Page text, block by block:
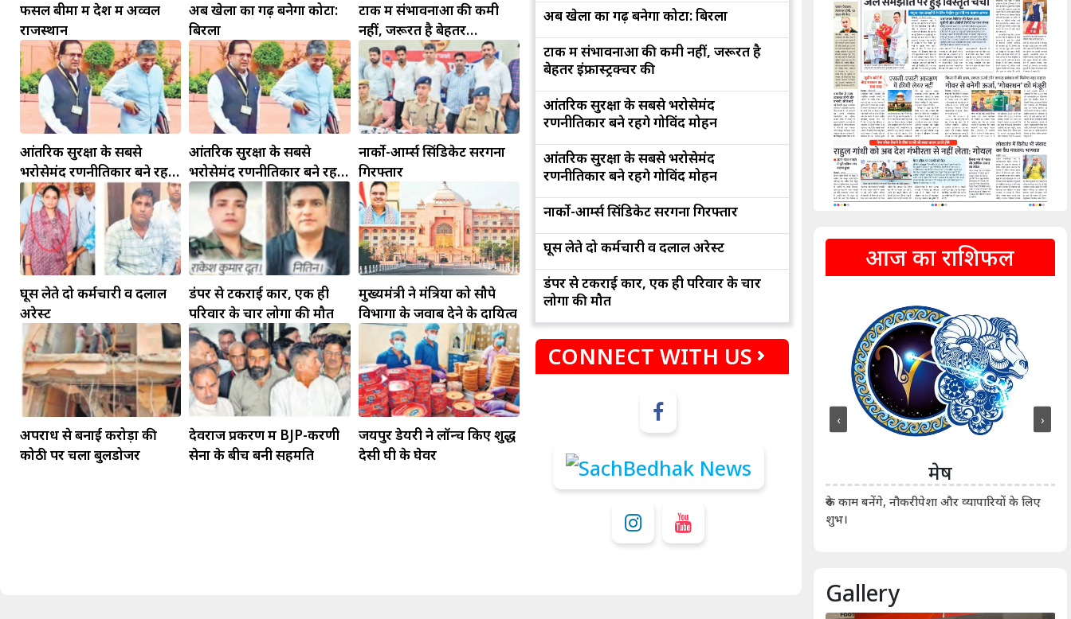
फसल बीमा में देश में अव्वल
राजस्थान
अब खेलों का गढ़ बनेगा कोटा:
बिरला
टोंक में संभावनाओं की कमी
नहीं, जरूरत है बेहतर
इंफ्रास्ट्रक्चर की
आंतरिक सुरक्षा के सबसे
भरोसेमंद रणनीतिकार बने रहेंगे
गोविंद मोहन
आंतरिक सुरक्षा के सबसे
भरोसेमंद रणनीतिकार बने रहेंगे
गोविंद मोहन
नार्को-आर्म्स सिंडिकेट सरगना
गिरफ्तार
घूस लेते दो कर्मचारी व दलाल
अरेस्ट
डंपर से टकराई कार, एक ही
परिवार के चार लोगों की मौत
मुख्यमंत्री ने मंत्रियों को सौपे
विभागों के जवाब देने के दायित्व
अपराध से बनाई करोड़ों की
कोठी पर चला बुलडोजर
देवराज प्रकरण में BJP-करणी
सेना के बीच बनी सहमति
जयपुर डेयरी ने लॉन्च किए शुद्ध
देसी घी के घेवर
अब खेलों का गढ़ बनेगा कोटा: बिरला
टोंक में संभावनाओं की कमी नहीं, जरूरत है
बेहतर इंफ्रास्ट्रक्चर की
आंतरिक सुरक्षा के सबसे भरोसेमंद
रणनीतिकार बने रहेंगे गोविंद मोहन
आंतरिक सुरक्षा के सबसे भरोसेमंद
रणनीतिकार बने रहेंगे गोविंद मोहन
नार्को-आर्म्स सिंडिकेट सरगना गिरफ्तार
घूस लेते दो कर्मचारी व दलाल अरेस्ट
डंपर से टकराई कार, एक ही परिवार के चार
लोगों की मौत
CONNECT WITH US
आज का राशिफल
धनु
मकर कुंभ
धनलाभ के अवसरों में वृद्धि के साथ अपनी योजनाओंसंभलकर रहे, जल्दबाजी नहीं दिखाए। कानूनी वाद-
विवादों से बचे।
मेष
रुके काम बनेंगे, नौकरीपेशा और व्यापारियों के लिए
शुभ।
‹ ›
Gallery